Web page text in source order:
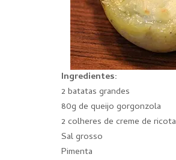
Ingredientes:
2 batatas grandes
80g de queijo gorgonzola
2 colheres de creme de ricota
Sal grosso
Pimenta